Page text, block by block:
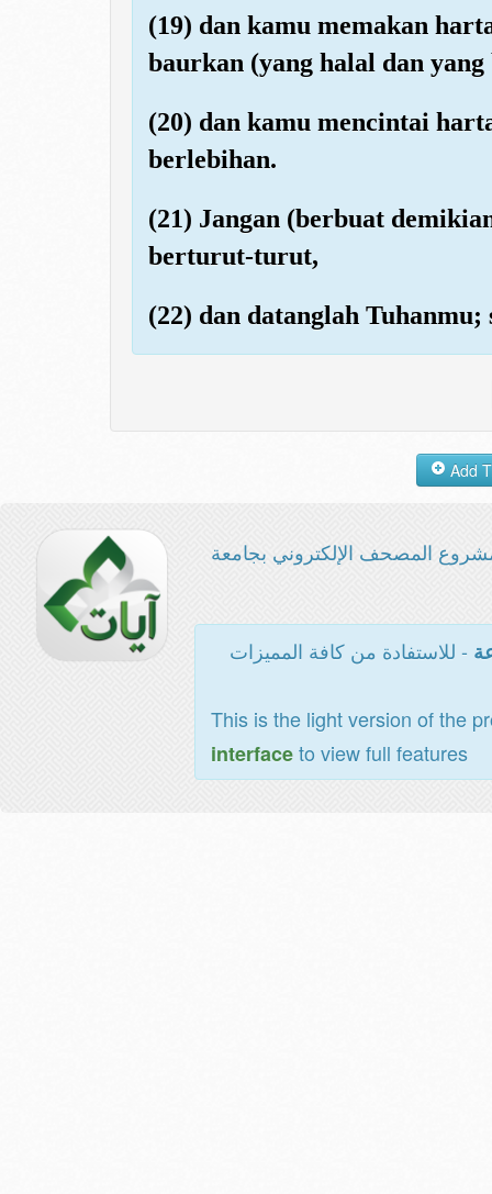
(19) dan kamu memakan
baurkan (yang halal dan
(20) dan kamu mencintai
berlebihan.
(21) Jangan (berbuat
berturut-turut,
(22) dan datanglah
المصحف الإلكتروني بجامعة
- للاستفادة من كافة المميزات
This is the light version of the
interfaceto view full features